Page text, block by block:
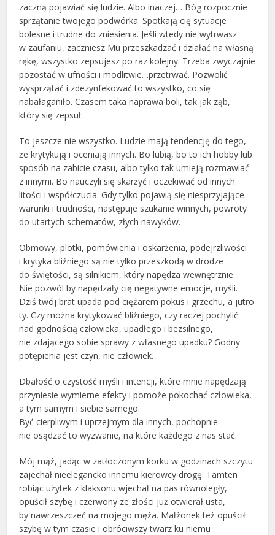
zaczną pojawiać się ludzie. Albo inaczej… Bóg rozpocznie
sprzątanie twojego podwórka. Spotkają cię sytuacje
bolesne i trudne do zniesienia. Jeśli wtedy nie wytrwasz
w zaufaniu, zaczniesz Mu przeszkadzać i działać na własną
rękę, wszystko zepsujesz po raz kolejny. Trzeba zwyczajnie
pozostać w ufności i modlitwie…przetrwać. Pozwolić
wysprzątać i zdezynfekować to wszystko, co się
nabałaganiło. Czasem taka naprawa boli, tak jak ząb,
który się zepsuł.
To jeszcze nie wszystko. Ludzie mają tendencję do tego,
że krytykują i oceniają innych. Bo lubią, bo to ich hobby lub
sposób na zabicie czasu, albo tylko tak umieją rozmawiać
z innymi. Bo nauczyli się skarżyć i oczekiwać od innych
litości i współczucia. Gdy tylko pojawią się niesprzyjające
warunki i trudności, następuje szukanie winnych, powroty
do utartych schematów, złych nawyków.
Obmowy, plotki, pomówienia i oskarżenia, podejrzliwości
i krytyka bliźniego są nie tylko przeszkodą w drodze
do świętości, są silnikiem, który napędza wewnętrznie.
Nie pozwól by napędzały cię negatywne emocje, myśli.
Dziś twój brat upada pod ciężarem pokus i grzechu, a jutro
ty. Czy można krytykować bliźniego, czy raczej pochylić
nad godnością człowieka, upadłego i bezsilnego,
nie zdającego sobie sprawy z własnego upadku? Godny
potępienia jest czyn, nie człowiek.
Dbałość o czystość myśli i intencji, które mnie napędzają
przyniesie wymierne efekty i pomoże pokochać człowieka,
a tym samym i siebie samego.
Być cierpliwym i uprzejmym dla innych, pochopnie
nie osądzać to wyzwanie, na które każdego z nas stać.
Mój mąż, jadąc w zatłoczonym korku w godzinach szczytu
zajechał nieelegancko innemu kierowcy drogę. Tamten
robiąc użytek z klaksonu wjechał na pas równoległy,
opuścił szybę i czerwony ze złości już otwierał usta,
by nawrzeszczeć na mojego męża. Małżonek też opuścił
szybę w tym czasie i obróciwszy twarz ku niemu